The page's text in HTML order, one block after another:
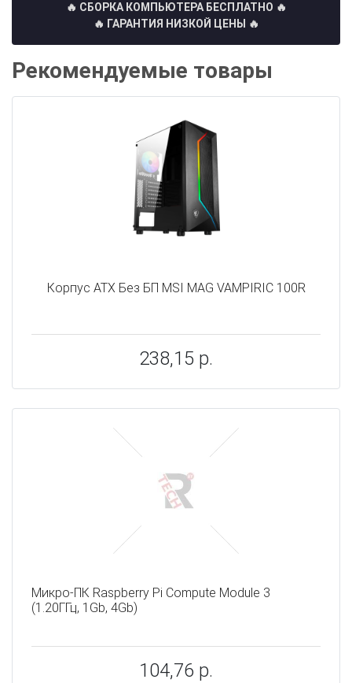
🔥 СБОРКА КОМПЬЮТЕРА БЕСПЛАТНО 🔥
🔥 ГАРАНТИЯ НИЗКОЙ ЦЕНЫ 🔥
Рекомендуемые товары
Корпус ATX Без БП MSI MAG VAMPIRIC 100R
238,15 р.
Микро-ПК Raspberry Pi Compute Module 3
(1.20ГГц, 1Gb, 4Gb)
104,76 р.